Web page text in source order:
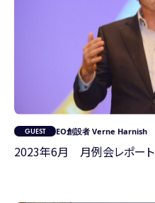
EO創設者 Verne Harnish
2023年6月 月例会レポート